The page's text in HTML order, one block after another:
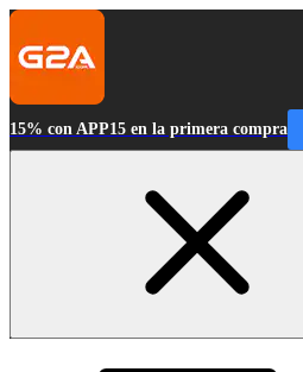
15% con APP15 en la primera compra